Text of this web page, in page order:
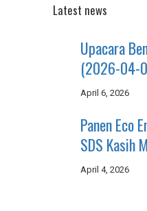
Latest news
Upacara
(2026-04-
April 6, 2026
Panen Eco
SDS Kasih
April 4, 2026